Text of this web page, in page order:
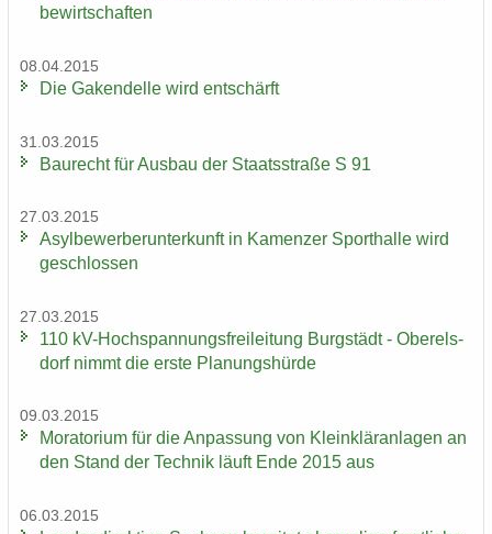
be­wirt­schaf­ten
08.04.2015
Die Ga­ken­del­le wird ent­schärft
31.03.2015
Bau­recht für Aus­bau der Staats­stra­ße S 91
27.03.2015
Asyl­be­wer­ber­un­ter­kunft in Ka­men­zer Sport­hal­le wird
ge­schlos­sen
27.03.2015
110 kV-​Hochspannungsfreileitung Burg­städt - Ober­els­
dorf nimmt die erste Pla­nungs­hür­de
09.03.2015
Mo­ra­to­ri­um für die An­pas­sung von Klein­klär­an­la­gen an
den Stand der Tech­nik läuft Ende 2015 aus
06.03.2015